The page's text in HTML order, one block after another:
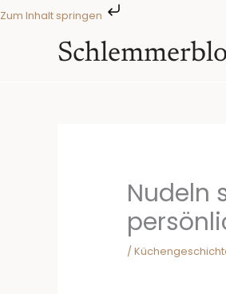
Zum Inhalt springen
Zum
Nudeln
/